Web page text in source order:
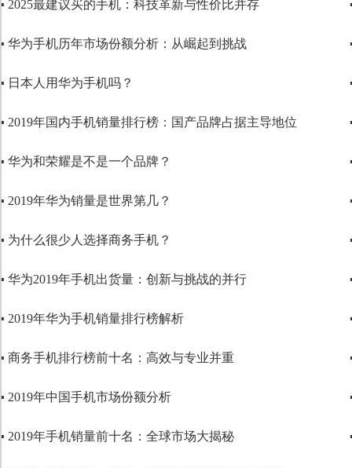
▪ 2025最建议买的手机：科技革新与性价比并存
▪ 华为手机历年市场份额分析：从崛起到挑战
▪ 日本人用华为手机吗？
▪ 2019年国内手机销量排行榜：国产品牌占据主导地位
▪ 华为和荣耀是不是一个品牌？
▪ 2019年华为销量是世界第几？
▪ 为什么很少人选择商务手机？
▪ 华为2019年手机出货量：创新与挑战的并行
▪ 2019年华为手机销量排行榜解析
▪ 商务手机排行榜前十名：高效与专业并重
▪ 2019年中国手机市场份额分析
▪ 2019年手机销量前十名：全球市场大揭秘